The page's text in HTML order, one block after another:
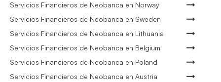
Servicios Financieros de Neobanca en Norway
Servicios Financieros de Neobanca en Sweden
Servicios Financieros de Neobanca en Lithuania
Servicios Financieros de Neobanca en Belgium
Servicios Financieros de Neobanca en Poland
Servicios Financieros de Neobanca en Austria